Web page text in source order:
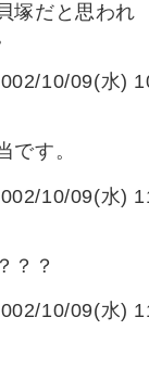
塚だと思われ
10/09(水)
です。
10/09(水)
？？
10/09(水)